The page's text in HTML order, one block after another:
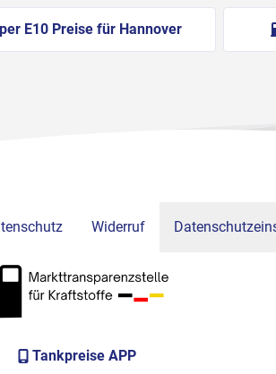
E10 Preise für Hannover
Widerruf
Tankpreise APP